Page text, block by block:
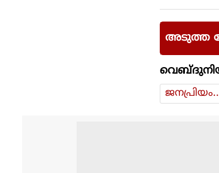
അടുത്ത
ജനപ്രിയം..